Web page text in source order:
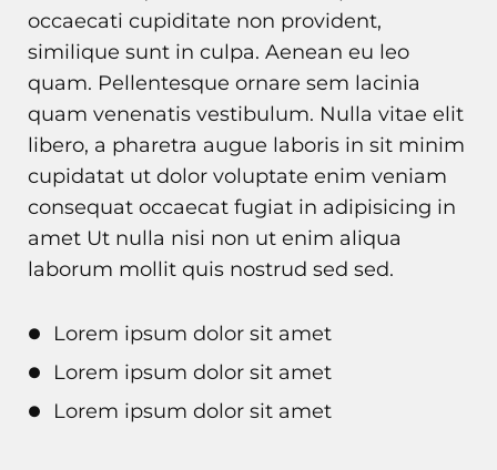
occaecati cupiditate non provident,
similique sunt in culpa. Aenean eu leo
quam. Pellentesque ornare sem lacinia
quam venenatis vestibulum. Nulla vitae elit
libero, a pharetra augue laboris in sit minim
cupidatat ut dolor voluptate enim veniam
consequat occaecat fugiat in adipisicing in
amet Ut nulla nisi non ut enim aliqua
laborum mollit quis nostrud sed sed.
Lorem ipsum dolor sit amet
Lorem ipsum dolor sit amet
Lorem ipsum dolor sit amet